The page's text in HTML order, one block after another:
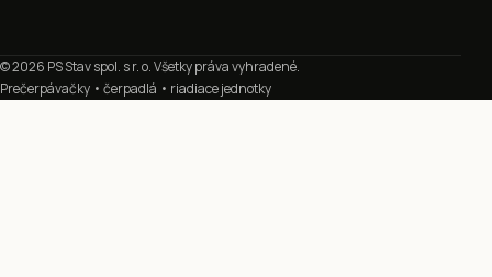
© 2026 PS Stav spol. s r. o. Všetky práva vyhradené.
Prečerpávačky • čerpadlá • riadiace jednotky